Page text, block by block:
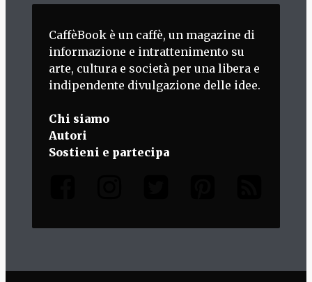
CaffèBook è un caffè, un magazine di
informazione e intrattenimento su
arte, cultura e società per una libera e
indipendente divulgazione delle idee.
Chi siamo
Autori
Sostieni e partecipa